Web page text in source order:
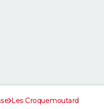
Les Croquemoutard